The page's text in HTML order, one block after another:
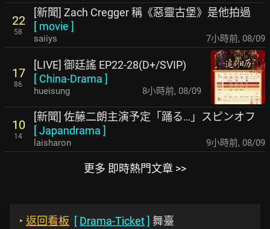
22
58
[新聞] Zach Cregger 稱《惡靈古堡》是他拍過
[ movie ]
saiiys 7小時前, 08/09
17
86
[LIVE] 御廷謠 EP22-28(D+/SVIP)
[ China-Drama ]
hueisung 8小時前, 08/09
10
14
[新聞] 佐藤二朗主演予定「踊る…」スピンオフ
[Japandrama ]
laisharon 9小時前, 08/09
更多 即時熱門文章 >>
‣ 返回看板 [ Drama-Ticket] 舞臺